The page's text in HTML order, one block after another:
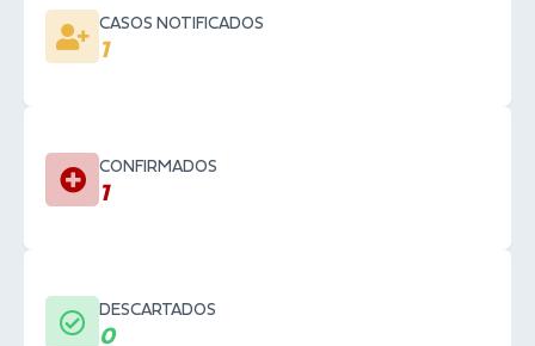
CASOS NOTIFICADOS
1
CONFIRMADOS
1
DESCARTADOS
0